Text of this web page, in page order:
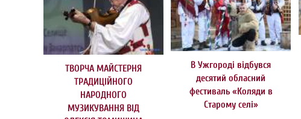
ТВОРЧА МАЙСТЕРНЯ
ТРАДИЦІЙНОГО
НАРОДНОГО
МУЗИКУВАННЯ ВІД
В Ужгороді відбувся
десятий обласний
фестиваль «Коляди в
Старому селі»